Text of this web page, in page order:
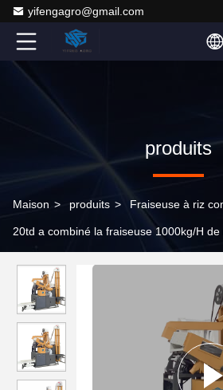
yifengagro@gmail.com
produits
Maison > produits > Fraiseuse à riz
20td a combiné la fraiseuse 1000kg/H